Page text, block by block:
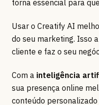
torna essencial para
Usar o Creatify AI
do seu marketing. Isso
cliente e faz o seu
Com a inteligência
sua presença online
conteúdo